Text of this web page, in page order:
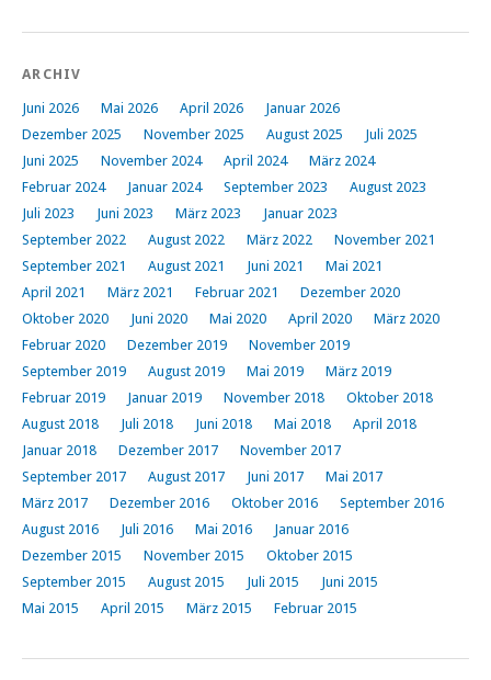
ARCHIV
Juni 2026 Mai 2026 April 2026
Januar 2026
Dezember 2025
November 2025 August 2025
Juli 2025
Juni 2025
November 2024 April 2024
März 2024
Februar 2024
Januar 2024 September 2023
August 2023
Juli 2023
Juni 2023 März 2023
Januar 2023
September 2022
August 2022 März 2022
November 2021
September 2021
August 2021 Juni 2021
Mai 2021
April 2021
März 2021 Februar 2021
Dezember 2020
Oktober 2020
Juni 2020 Mai 2020 April 2020
März 2020
Februar 2020
Dezember 2019
November 2019
September 2019
August 2019 Mai 2019
März 2019
Februar 2019
Januar 2019 November 2018
Oktober 2018
August 2018
Juli 2018 Juni 2018 Mai 2018
April 2018
Januar 2018
Dezember 2017
November 2017
September 2017
August 2017 Juni 2017
Mai 2017
März 2017
Dezember 2016 Oktober 2016
September 2016
August 2016
Juli 2016 Mai 2016
Januar 2016
Dezember 2015
November 2015
Oktober 2015
September 2015
August 2015 Juli 2015
Juni 2015
Mai 2015
April 2015 März 2015 Februar 2015